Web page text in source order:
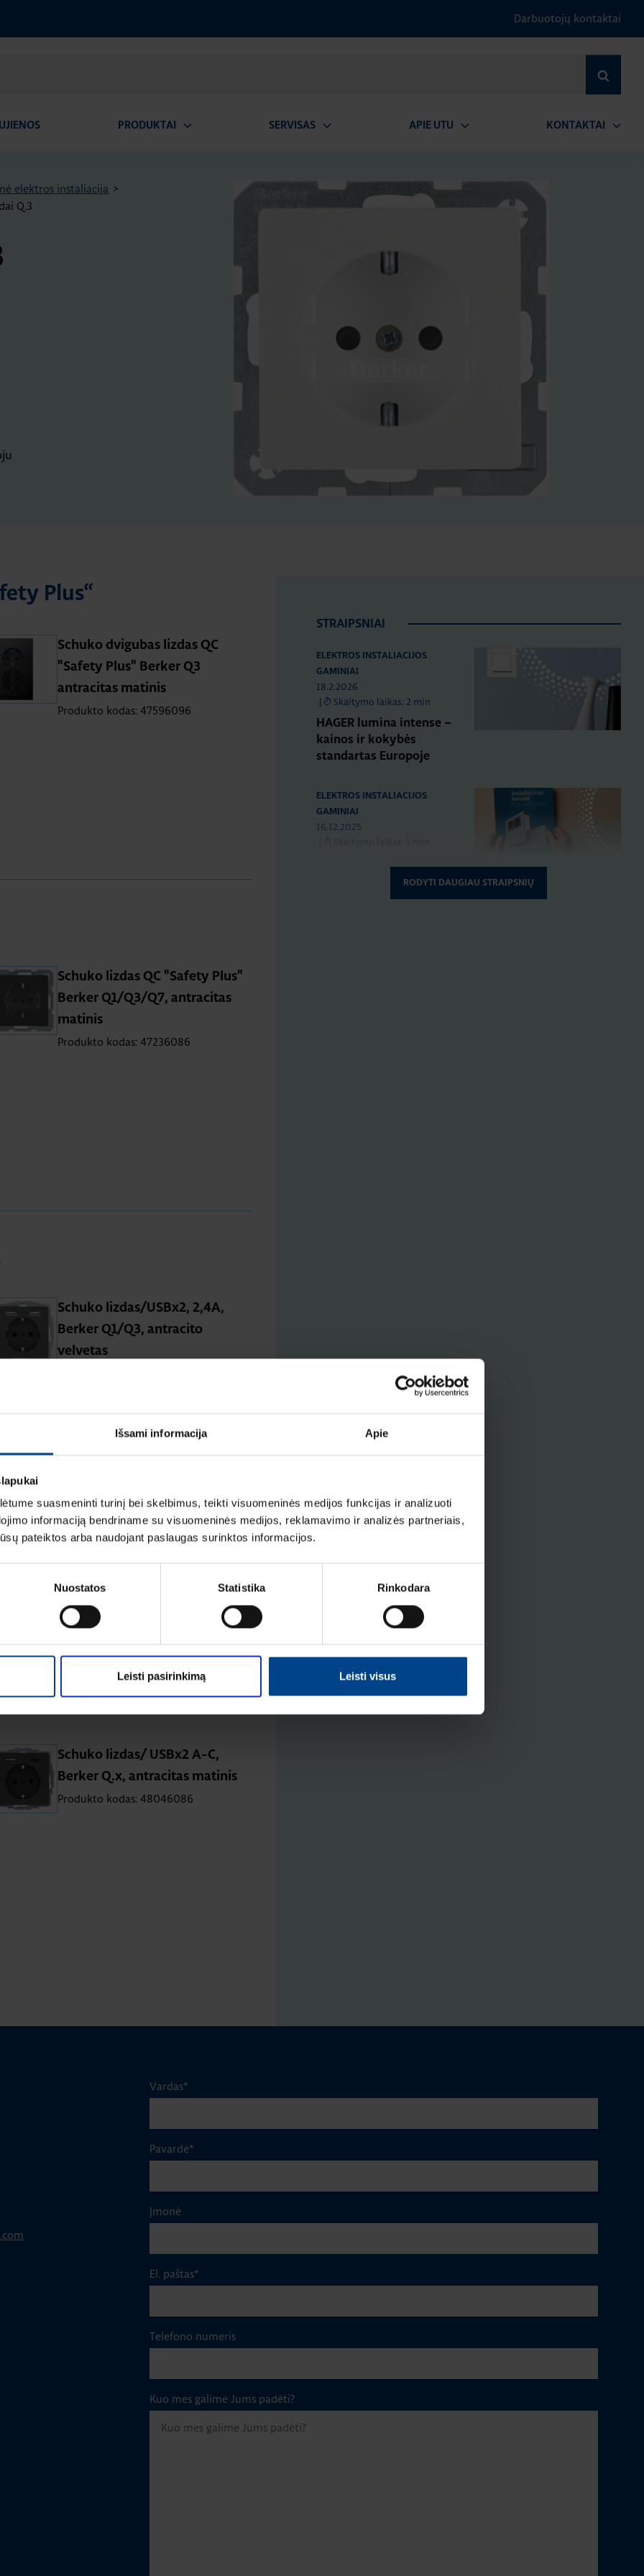
Išsami informacija Apie
suasmeninti turinį bei skelbimus, teikti visuomeninės medijos funkcijas ir analizuoti
informaciją bendriname su visuomeninės medijos, reklamavimo ir analizės partneriais,
pateiktos arba naudojant paslaugas surinktos informacijos.
Nuostatos Statistika Rinkodara
Leisti pasirinkimą Leisti visus
Darbuotojų kontaktai
PRODUKTAI SERVISAS APIE UTU KONTAKTAI
elektros instaliacija >
Q.3
Plus“
Schuko dvigubas lizdas QC
"Safety Plus" Berker Q3
antracitas matinis
Produkto kodas: 47596096
Schuko lizdas QC "Safety Plus"
Berker Q1/Q3/Q7, antracitas
matinis
Produkto kodas: 47236086
Schuko lizdas/USBx2, 2,4A,
Berker Q1/Q3, antracito
velvetas
Schuko lizdas QC"Safety
Produkto kodas: 47516086
Q.x
Schuko lizdas/ USBx2 A-C,
Berker Q.x, antracitas matinis
Produkto kodas: 48046086
STRAIPSNIAI
ELEKTROS INSTALIACIJOS
GAMINIAI
18.2.2026
|
Skaitymo laikas: 2 min
HAGER lumina intense –
kainos ir kokybės
standartas Europoje
ELEKTROS INSTALIACIJOS
GAMINIAI
16.12.2025
instaliacinių kanalų ir jųRODYTI DAUGIAU STRAIPSNIŲ
Vardas*
Pavardė*
Įmonė
El. paštas*
Telefono numeris
Kuo mes galime Jums padėti?